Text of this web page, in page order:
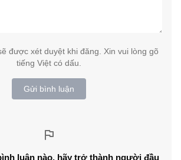
được xét duyệt khi đăng. Xin vui lòng gõ
tiếng Việt có dấu.
Gửi bình luận
luận nào, hãy trở thành người đầu